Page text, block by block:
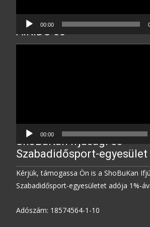
00:00
AIKIDO 60
00:00
ShoBuKan Ifjúsági és
Szabadidősport-egyesület
Kérjük, támogassa Ön is a ShoBuKan
Szabadidősport-egyesületet adója 1%-
Adószám: 18574564-1-10